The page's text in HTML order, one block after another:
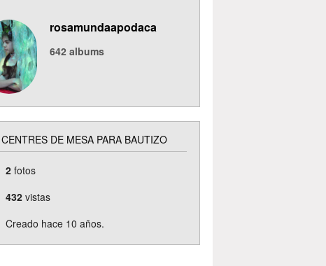
rosamundaapodaca
642 albums
CENTRES DE MESA PARA BAUTIZO
2 fotos
432 vistas
Creado hace 10 años.